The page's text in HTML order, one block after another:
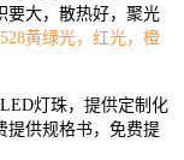
要大，散热好，聚光
黄绿光，红光，橙
灯珠，提供定制化
提供规格书，免费提